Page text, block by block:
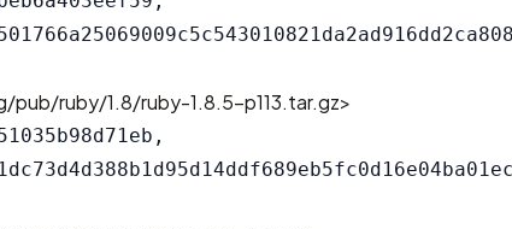
ruby/1.8/ruby-1.8.5-p113.tar.gz>